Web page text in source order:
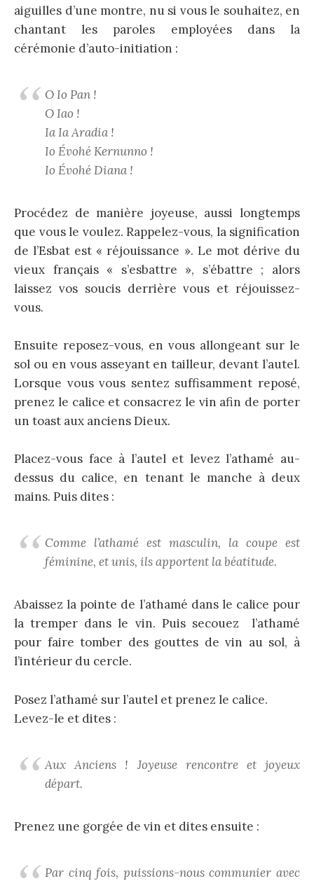
aiguilles d’une montre, nu si vous le souhaitez, en
chantant les paroles employées dans la
cérémonie d’auto-initiation :
O Io Pan !
O Iao !
Ia Ia Aradia !
Io Évohé Kernunno !
Io Évohé Diana !
Procédez de manière joyeuse, aussi longtemps
que vous le voulez. Rappelez-vous, la signification
de l’Esbat est « réjouissance ». Le mot dérive du
vieux français « s’esbattre », s’ébattre ; alors
laissez vos soucis derrière vous et réjouissez-
vous.
Ensuite reposez-vous, en vous allongeant sur le
sol ou en vous asseyant en tailleur, devant l’autel.
Lorsque vous vous sentez suffisamment reposé,
prenez le calice et consacrez le vin afin de porter
un toast aux anciens Dieux.
Placez-vous face à l’autel et levez l’athamé au-
dessus du calice, en tenant le manche à deux
mains. Puis dites :
Comme l’athamé est masculin, la coupe est
féminine, et unis, ils apportent la béatitude.
Abaissez la pointe de l’athamé dans le calice pour
la tremper dans le vin. Puis secouez l’athamé
pour faire tomber des gouttes de vin au sol, à
l’intérieur du cercle.
Posez l’athamé sur l’autel et prenez le calice.
Levez-le et dites :
Aux Anciens ! Joyeuse rencontre et joyeux
départ.
Prenez une gorgée de vin et dites ensuite :
Par cinq fois, puissions-nous communier avec